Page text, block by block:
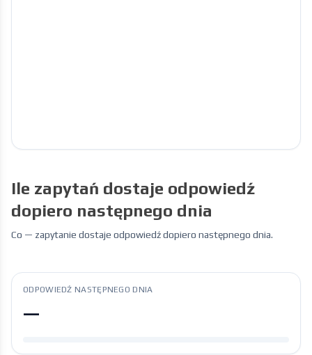
ODPOWIEDŹ NASTĘPNEGO DNIA
—
Ile zapytań dostaje odpowiedź
dopiero następnego dnia
Co — zapytanie dostaje odpowiedź dopiero następnego dnia.